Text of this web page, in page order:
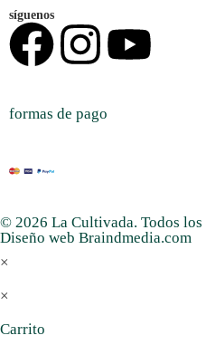
síguenos
formas de pago
© 2026 La Cultivada. Todos los
Diseño web Braindmedia.com
×
×
Carrito